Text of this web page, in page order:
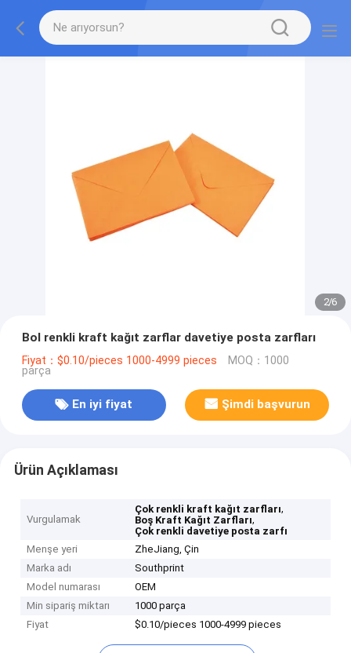
2/6
Bol renkli kraft kağıt zarflar davetiye posta zarfları
Fiyat：$0.10/pieces 1000-4999 pieces MOQ：1000
parça
En iyi fiyat Şimdi başvurun
Ürün Açıklaması
Vurgulamak
Çok renkli kraft kağıt zarfları,
Boş Kraft Kağıt Zarfları,
Çok renkli davetiye posta zarfı
Menşe yeri
ZheJiang, Çin
Marka adı
Southprint
Model numarası
OEM
Min sipariş miktarı
1000 parça
Fiyat
$0.10/pieces 1000-4999 pieces